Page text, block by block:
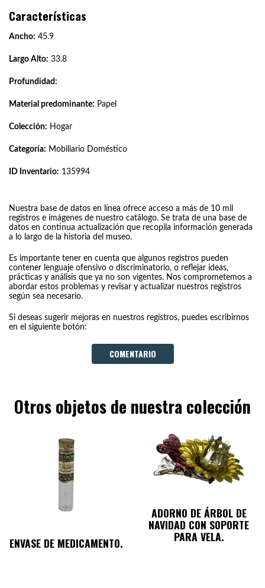
Características
Ancho: 45.9
Largo Alto: 33.8
Profundidad:
Material predominante: Papel
Colección: Hogar
Categoría: Mobiliario Doméstico
ID Inventario: 135994
Nuestra base de datos en línea ofrece acceso a más de 10 mil
registros e imágenes de nuestro catálogo. Se trata de una base de
datos en continua actualización que recopila información generada
a lo largo de la historia del museo.
Es importante tener en cuenta que algunos registros pueden
contener lenguaje ofensivo o discriminatorio, o reflejar ideas,
prácticas y análisis que ya no son vigentes. Nos comprometemos a
abordar estos problemas y revisar y actualizar nuestros registros
según sea necesario.
Si deseas sugerir mejoras en nuestros registros, puedes escribirnos
en el siguiente botón:
COMENTARIO
Otros objetos de nuestra colección
ENVASE DE MEDICAMENTO.
ADORNO DE ÁRBOL DE
NAVIDAD CON SOPORTE
PARA VELA.